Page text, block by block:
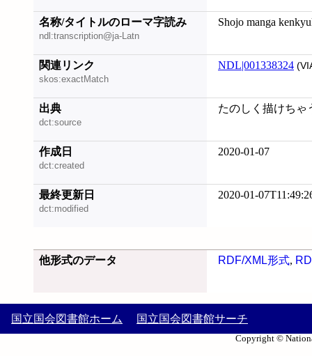
名称/タイトルのローマ字読み
ndl:transcription@ja-Latn
Shojo manga
関連リンク
skos:exactMatch
NDL|001338324
出典
dct:source
たのしく描けちゃ
作成日
dct:created
2020-01-07
最終更新日
dct:modified
2020-01-
他形式のデータ RDF/XML形式,
国立国会図書館ホーム 国立国会図書館サーチ
Copyright ©